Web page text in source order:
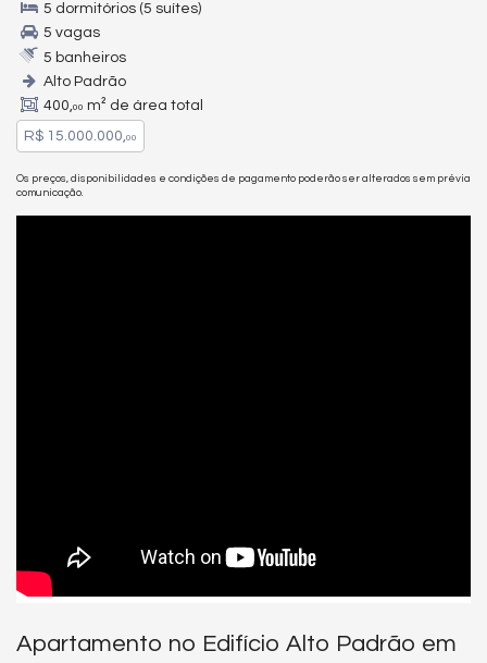
5 dormitórios (5 suítes)
5 vagas
5 banheiros
Alto Padrão
400,00 m² de área total
R$ 15.000.000,00
Os preços, disponibilidades e condições de pagamento poderão ser alterados sem prévia
comunicação.
Apartamento no Edifício Alto Padrão em